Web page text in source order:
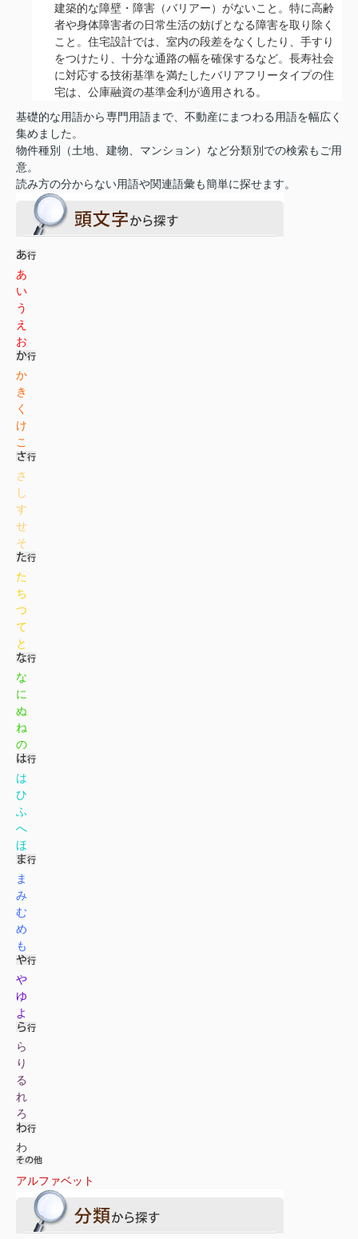
建築的な障壁・障害（バリアー）がないこと。特に高齢
者や身体障害者の日常生活の妨げとなる障害を取り除く
こと。住宅設計では、室内の段差をなくしたり、手すり
をつけたり、十分な通路の幅を確保するなど。長寿社会
に対応する技術基準を満たしたバリアフリータイプの住
宅は、公庫融資の基準金利が適用される。
基礎的な用語から専門用語まで、不動産にまつわる用語を幅広く
集めました。
物件種別（土地、建物、マンション）など分類別での検索もご用
意。
読み方の分からない用語や関連語彙も簡単に探せます。
あ
い
う
え
お
か
き
く
け
こ
さ
し
す
せ
そ
た
ち
つ
て
と
な
に
ぬ
ね
の
は
ひ
ふ
へ
ほ
ま
み
む
め
も
や
ゆ
よ
ら
り
る
れ
ろ
わ
アルファベット